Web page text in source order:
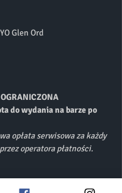
Glen Ord
do wydania na barze po
opłata serwisowa za każdy
operatora płatności.